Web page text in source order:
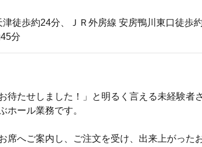
徒歩約24分、ＪＲ外房線 安房鴨川東口徒歩
分
待たせしました！」と明るく言える未経験者
ホール業務です。
席へご案内し、ご注文を受け、出来上がった